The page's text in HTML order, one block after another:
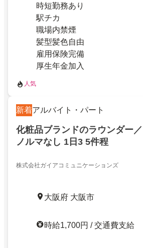
時短勤務あり
駅チカ
職場内禁煙
髪型髪色自由
雇用保険完備
厚生年金加入
人気
新着アルバイト・パート
化粧品ブランドのラウンダー
ノルマなし 1日3 5件程
株式会社ガイアコミュニケーションズ
大阪府 大阪市
時給1,700円 / 交通費支給